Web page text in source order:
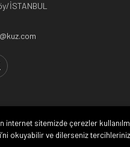
İSTANBUL
internet sitemizde çerezler
okuyabilir ve dilerseniz